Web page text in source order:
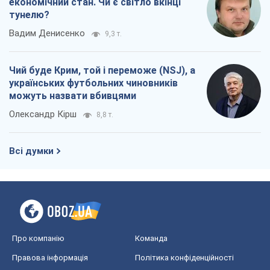
тунелю?
Вадим Денисенко 9,3 т.
Чий буде Крим, той і переможе (NSJ), а
українських футбольних чиновників
можуть назвати вбивцями
Олександр Кірш 8,8 т.
Всі думки
Про компанію Команда
Правова інформація Політика конфіденційності